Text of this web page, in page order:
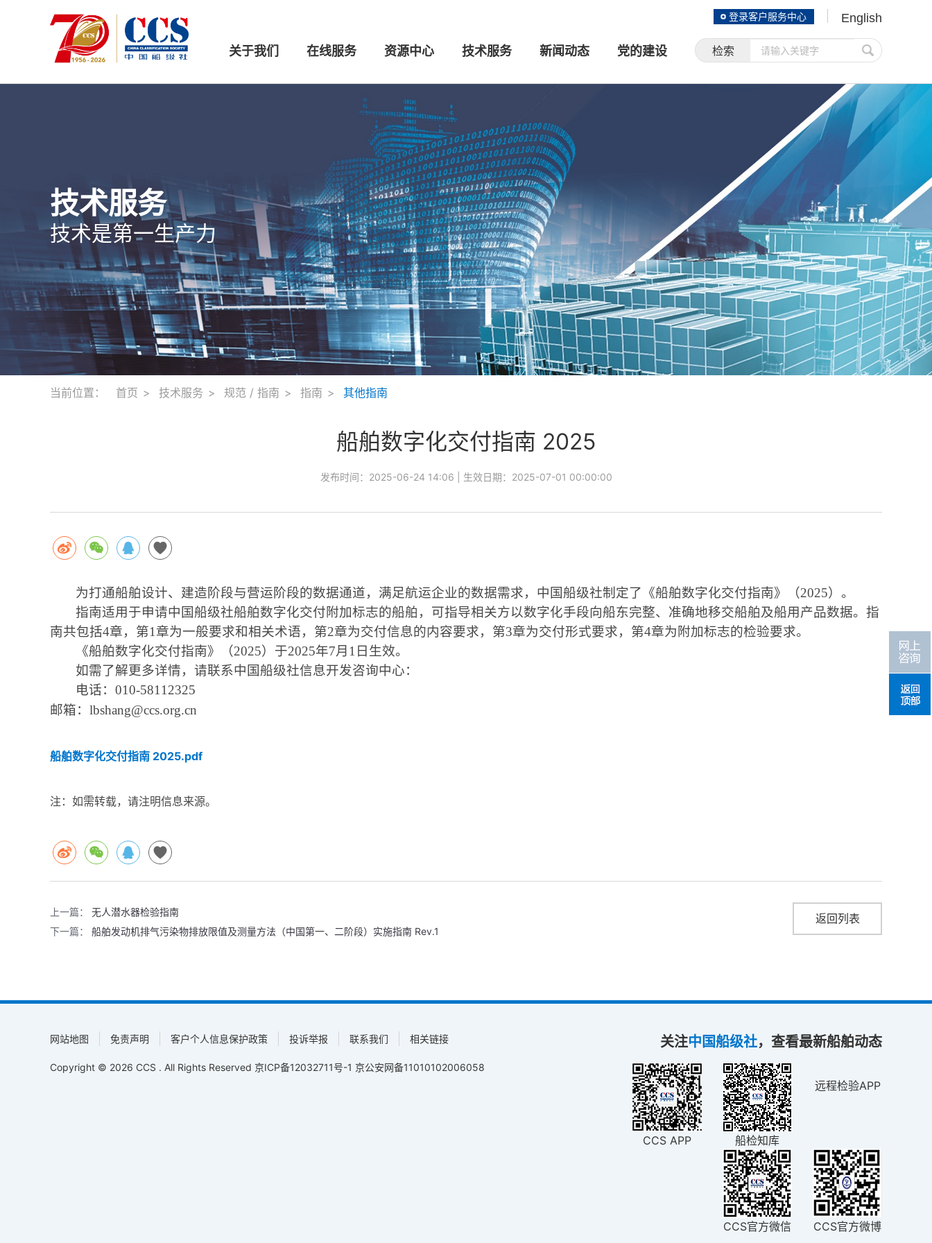
English
登录客户服务中心
检索
关于我们 在线服务 资源中心 技术服务 新闻动态 党的建设
技术服务
技术是第一生产力
当前位置： 首页 技术服务 规范 / 指南 指南 其他指南
船舶数字化交付指南 2025
发布时间： 2025-06-24 14:06 | 生效日期： 2025-07-01 00:00:00
为打通船舶设计、建造阶段与营运阶段的数据通道，满足航运企业的数据需求，中国船级社制定了《船舶数字化交付指南》（2025）。
指南适用于申请中国船级社船舶数字化交付附加标志的船舶，可指导相关方以数字化手段向船东完整、准确地移交船舶及船用产品数据。指
南共包括4章，第1 章为一般要求和相关术语，第2章为交付信息的内容要求，第3章为交付形式要求，第4章为附加标志的检验要求。
《船舶数字化交付指南》（2025）于2025年7月 1 日生效。
如需了解更多详情，请联系中国船级社信息开发咨询中心：
电话：010-58112325
邮箱： lbshang@ccs.org.cn
船舶数字化交付指南 2025.pdf
注：如需转载，请注明信息来源。
上一篇：
无人潜水器检验指南
下一篇：
船舶发动机排气污染物排放限值及测量方法（中国第一、二阶段）实施指南 Rev.1
返回列表
关注中国船级社，查看最新船舶动态
远程检验APP
船检知库
CCS APP
CCS官方微博
CCS官方微信
网站地图 免责声明 客户个人信息保护政策 投诉举报 联系我们 相关链接
Copyright © 2026 CCS . All Rights Reserved 京ICP备12032711号-1 京公安网备11010102006058